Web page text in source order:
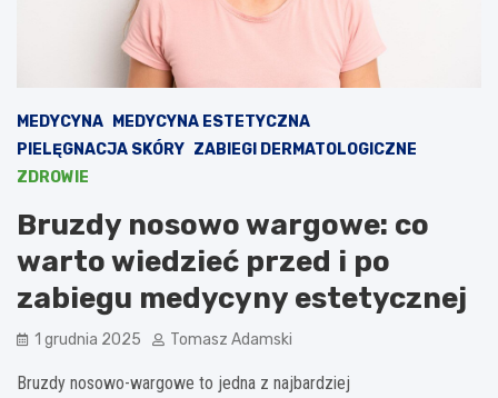
MEDYCYNA
MEDYCYNA ESTETYCZNA
PIELĘGNACJA SKÓRY ZABIEGI DERMATOLOGICZNE
ZDROWIE
Bruzdy nosowo wargowe: co
warto wiedzieć przed i po
zabiegu medycyny estetycznej
1 grudnia 2025 Tomasz Adamski
Bruzdy nosowo-wargowe to jedna z najbardziej